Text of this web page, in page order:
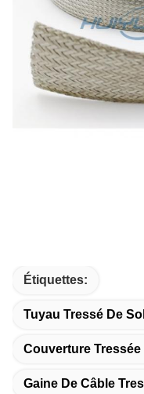
Étiquettes:
Tuyau Tressé De
Couverture
Gaine De Câble